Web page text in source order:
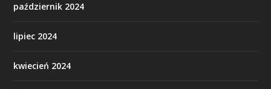
październik 2024
lipiec 2024
kwiecień 2024